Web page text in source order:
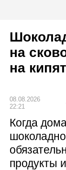
на
на
08.08.2026
22:21
Когда
продукты